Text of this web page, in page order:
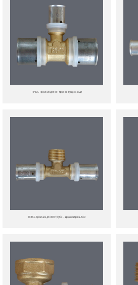
ПРЕСС-Тройник для МП труб редукционный
ПРЕСС-Тройник для МП труб с наружной резьбой